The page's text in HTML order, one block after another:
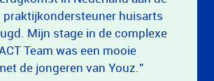
praktijkondersteuner huisarts
Mijn stage in de complexe
Team was een mooie
de jongeren van Youz.”